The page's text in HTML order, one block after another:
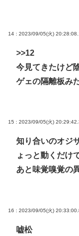
14 : 2023/09/05(火)
>>12
今見てきたけど
ゲェの隔離板み
15 : 2023/09/05(火)
知り合いのオジ
ょっと動くだけ
あと味覚嗅覚の
16 : 2023/09/05(火)
嘘松